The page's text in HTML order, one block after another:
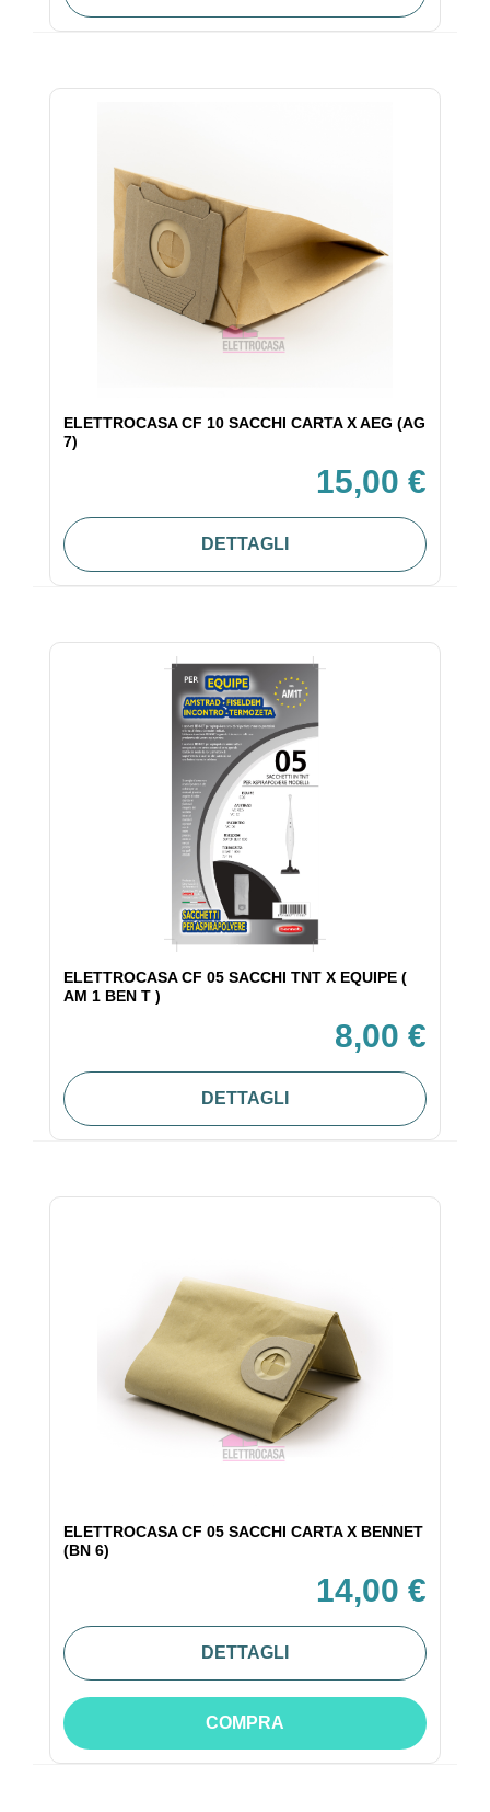
ELETTROCASA CF 10 SACCHI CARTA X AEG (AG
7)
15,00 €
DETTAGLI
ELETTROCASA CF 05 SACCHI TNT X EQUIPE (
AM 1 BEN T )
8,00 €
DETTAGLI
ELETTROCASA CF 05 SACCHI CARTA X BENNET
(BN 6)
14,00 €
DETTAGLI
COMPRA